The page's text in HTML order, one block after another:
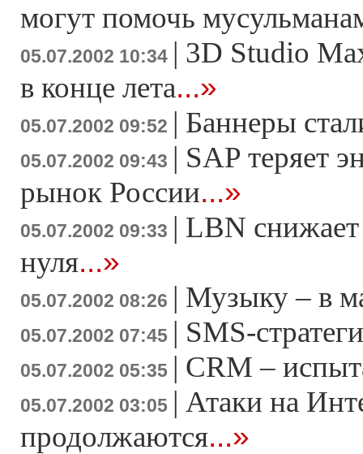
могут помочь
05.07.2002 10:34 | 3D Studio
в конце лета...»
05.07.2002 09:52 | Баннеры
05.07.2002 09:43 | SAP теряет
рынок России...»
05.07.2002 09:33 | LBN
нуля...»
05.07.2002 08:26 | Музыку – в
05.07.2002 07:45 | SMS-
05.07.2002 05:35 | CRM –
05.07.2002 03:05 | Атаки на
продолжаются...»